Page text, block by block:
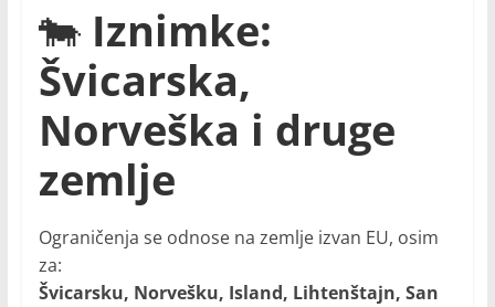
🐄 Iznimke:
Švicarska,
Norveška i druge
zemlje
Ograničenja se odnose na zemlje izvan EU, osim
za:
Švicarsku, Norvešku, Island, Lihtenštajn, San